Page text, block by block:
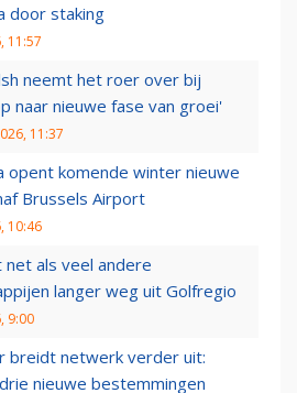
door staking
11:57
neemt het roer over bij
naar nieuwe fase van groei'
11:37
opent komende winter nieuwe
Brussels Airport
10:46
net als veel andere
langer weg uit Golfregio
9:00
breidt netwerk verder uit:
nieuwe bestemmingen